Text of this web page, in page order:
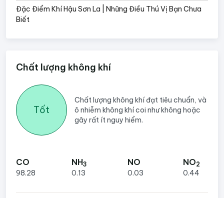
Đặc Điểm Khí Hậu Sơn La | Những Điều Thú Vị Bạn Chưa
Biết
Chất lượng không khí
Tốt
Chất lượng không khí đạt tiêu chuẩn, và
ô nhiễm không khí coi như không hoặc
gây rất ít nguy hiểm.
CO
98.28
NH3
0.13
NO
0.03
NO2
0.44